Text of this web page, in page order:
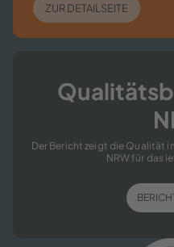
ZUR DE­TAIL­SEI­TE
Der Be­richt zeigt die Qua­li­tät
NRW für das